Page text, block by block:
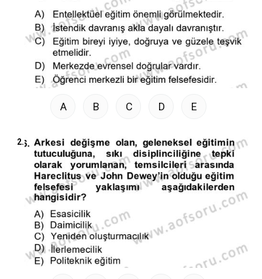
A B C D E
2.